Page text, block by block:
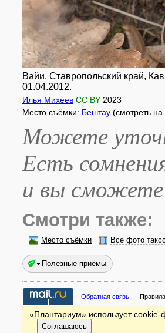
Вайи. Ставропольский край,
01.04.2012.
Илья Михеев CC BY 2023
Место съёмки: Бештау (смотреть на
Можете
Есть
и вы сможете
Смотри также:
Место съёмки Все фото
Полезные приёмы
Обратная связь
«Плантариум» использует
Соглашаюсь